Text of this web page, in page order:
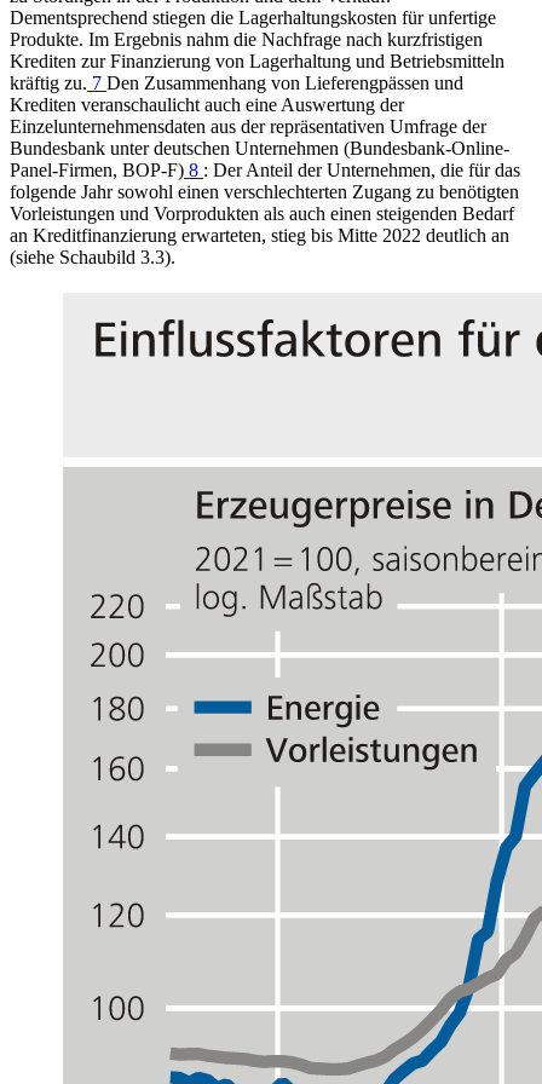
Dementsprechend stiegen die Lagerhaltungskosten für unfertige
Produkte. Im Ergebnis nahm die Nachfrage nach kurzfristigen
Krediten zur Finanzierung von Lagerhaltung und Betriebsmitteln
kräftig zu. 7 Den Zusammenhang von Lieferengpässen und
Krediten veranschaulicht auch eine Auswertung der
Einzelunternehmensdaten aus der repräsentativen Umfrage der
Bundesbank unter deutschen Unternehmen (Bundesbank-Online-
Panel-Firmen, BOP-F) 8 : Der Anteil der Unternehmen, die für das
folgende Jahr sowohl einen verschlechterten Zugang zu benötigten
Vorleistungen und Vorprodukten als auch einen steigenden Bedarf
an Kreditfinanzierung erwarteten, stieg bis Mitte 2022 deutlich an
(siehe Schaubild 3.3).